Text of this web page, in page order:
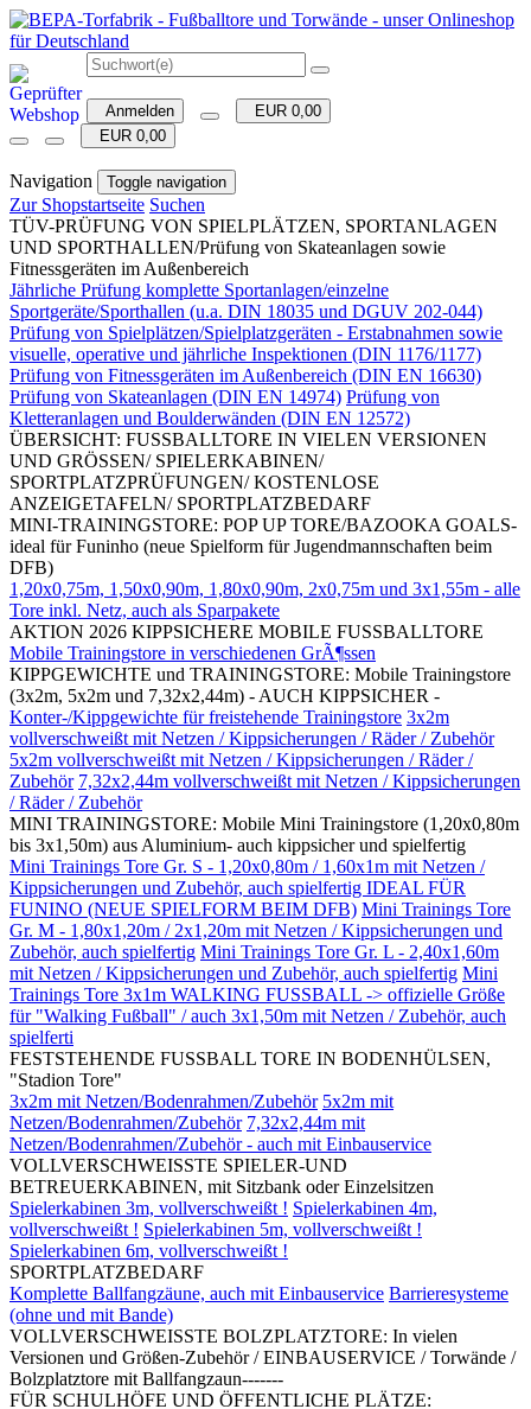
Anmelden
EUR 0,00
EUR 0,00
Navigation Toggle navigation
Zur Shopstartseite Suchen
TÜV-PRÜFUNG VON SPIELPLÄTZEN, SPORTANLAGEN
UND SPORTHALLEN/Prüfung von Skateanlagen sowie
Fitnessgeräten im Außenbereich
Jährliche Prüfung komplette Sportanlagen/einzelne
Sportgeräte/Sporthallen (u.a. DIN 18035 und DGUV 202-044)
Prüfung von Spielplätzen/Spielplatzgeräten - Erstabnahmen sowie
visuelle, operative und jährliche Inspektionen (DIN 1176/1177)
Prüfung von Fitnessgeräten im Außenbereich (DIN EN 16630)
Prüfung von Skateanlagen (DIN EN 14974) Prüfung von
Kletteranlagen und Boulderwänden (DIN EN 12572)
ÜBERSICHT: FUSSBALLTORE IN VIELEN VERSIONEN
UND GRÖSSEN/ SPIELERKABINEN/
SPORTPLATZPRÜFUNGEN/ KOSTENLOSE
ANZEIGETAFELN/ SPORTPLATZBEDARF
MINI-TRAININGSTORE: POP UP TORE/BAZOOKA GOALS-
ideal für Funinho (neue Spielform für Jugendmannschaften beim
DFB)
1,20x0,75m, 1,50x0,90m, 1,80x0,90m, 2x0,75m und 3x1,55m - alle
Tore inkl. Netz, auch als Sparpakete
AKTION 2026 KIPPSICHERE MOBILE FUSSBALLTORE
Mobile Trainingstore in verschiedenen GrÃ¶ssen
KIPPGEWICHTE und TRAININGSTORE: Mobile Trainingstore
(3x2m, 5x2m und 7,32x2,44m) - AUCH KIPPSICHER -
Konter-/Kippgewichte für freistehende Trainingstore 3x2m
vollverschweißt mit Netzen / Kippsicherungen / Räder / Zubehör
5x2m vollverschweißt mit Netzen / Kippsicherungen / Räder /
Zubehör 7,32x2,44m vollverschweißt mit Netzen / Kippsicherungen
/ Räder / Zubehör
MINI TRAININGSTORE: Mobile Mini Trainingstore (1,20x0,80m
bis 3x1,50m) aus Aluminium- auch kippsicher und spielfertig
Mini Trainings Tore Gr. S - 1,20x0,80m / 1,60x1m mit Netzen /
Kippsicherungen und Zubehör, auch spielfertig IDEAL FÜR
FUNINO (NEUE SPIELFORM BEIM DFB) Mini Trainings Tore
Gr. M - 1,80x1,20m / 2x1,20m mit Netzen / Kippsicherungen und
Zubehör, auch spielfertig Mini Trainings Tore Gr. L - 2,40x1,60m
mit Netzen / Kippsicherungen und Zubehör, auch spielfertig Mini
Trainings Tore 3x1m WALKING FUSSBALL -> offizielle Größe
für "Walking Fußball" / auch 3x1,50m mit Netzen / Zubehör, auch
spielferti
FESTSTEHENDE FUSSBALL TORE IN BODENHÜLSEN,
"Stadion Tore"
3x2m mit Netzen/Bodenrahmen/Zubehör 5x2m mit
Netzen/Bodenrahmen/Zubehör 7,32x2,44m mit
Netzen/Bodenrahmen/Zubehör - auch mit Einbauservice
VOLLVERSCHWEISSTE SPIELER-UND
BETREUERKABINEN, mit Sitzbank oder Einzelsitzen
Spielerkabinen 3m, vollverschweißt ! Spielerkabinen 4m,
vollverschweißt ! Spielerkabinen 5m, vollverschweißt !
Spielerkabinen 6m, vollverschweißt !
SPORTPLATZBEDARF
Komplette Ballfangzäune, auch mit Einbauservice Barrieresysteme
(ohne und mit Bande)
VOLLVERSCHWEISSTE BOLZPLATZTORE: In vielen
Versionen und Größen-Zubehör / EINBAUSERVICE / Torwände /
Bolzplatztore mit Ballfangzaun-------
FÜR SCHULHÖFE UND ÖFFENTLICHE PLÄTZE: